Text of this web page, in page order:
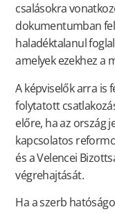
csalásokra
dokumentumban
haladéktalanul
amelyek ezekhez a
A képviselők arra is
folytatott
előre, ha az ország
kapcsolatos
és a Velencei
végrehajtását.
Ha a szerb